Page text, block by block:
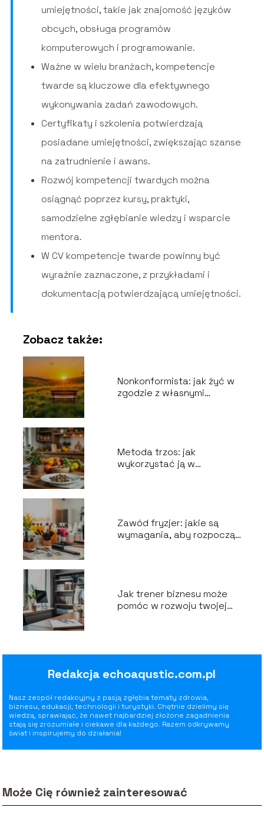
umiejętności, takie jak znajomość języków
obcych, obsługa programów
komputerowych i programowanie.
Ważne w wielu branżach, kompetencje
twarde są kluczowe dla efektywnego
wykonywania zadań zawodowych.
Certyfikaty i szkolenia potwierdzają
posiadane umiejętności, zwiększając szanse
na zatrudnienie i awans.
Rozwój kompetencji twardych można
osiągnąć poprzez kursy, praktyki,
samodzielne zgłębianie wiedzy i wsparcie
mentora.
W CV kompetencje twarde powinny być
wyraźnie zaznaczone, z przykładami i
dokumentacją potwierdzającą umiejętności.
Zobacz także:
Nonkonformista: jak żyć w
zgodzie z własnymi
Metoda trzos: jak
wykorzystać ją w
Zawód fryzjer: jakie są
wymagania, aby rozpocząć
Jak trener biznesu może
pomóc w rozwoju twojej
Redakcja echoaqustic.com.pl
Nasz zespół redakcyjny z pasją zgłębia tematy zdrowia,
biznesu, edukacji, technologii i turystyki. Chętnie dzielimy się
wiedzą, sprawiając, że nawet najbardziej złożone zagadnienia
stają się zrozumiałe i ciekawe dla każdego. Razem odkrywamy
świat i inspirujemy do działania!
Może Cię również zainteresować